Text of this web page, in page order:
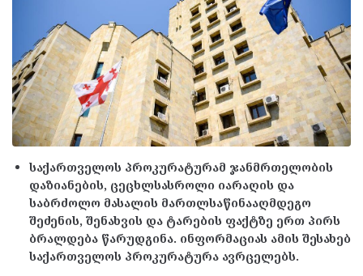
საქართველოს პროკურატურამ ჯანმრთელობის
დაზიანების, ცეცხლსასროლი იარაღის და
საბრძოლო მასალის მართლსაწინააღმდეგო
შეძენის, შენახვის და ტარების ფაქტზე ერთ პირს
ბრალდება წარუდგინა. ინფორმაციას ამის შესახებ
საქართველოს პროკურატურა ავრცელებს.